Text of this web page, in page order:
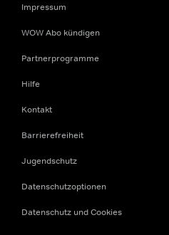
Impressum
WOW Abo kündigen
Partnerprogramme
Hilfe
Kontakt
Barrierefreiheit
Jugendschutz
Datenschutzoptionen
Datenschutz und Cookies